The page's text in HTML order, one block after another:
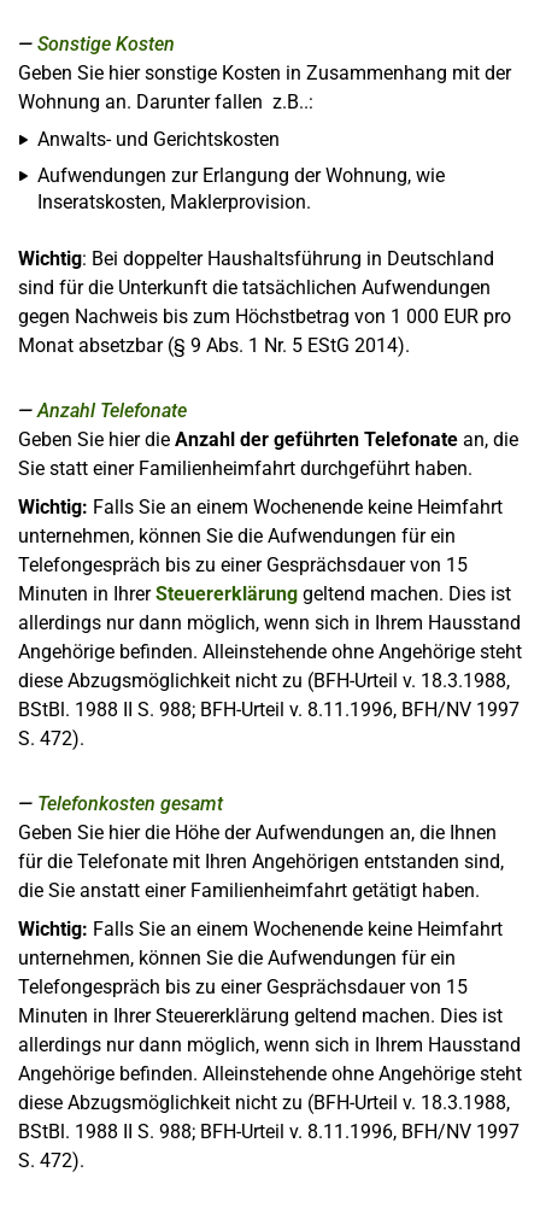
Sonstige Kosten
Geben Sie hier sonstige Kosten in Zusammenhang mit der
Wohnung an. Darunter fallen z.B..:
Anwalts- und Gerichtskosten
Aufwendungen zur Erlangung der Wohnung, wie
Inseratskosten, Maklerprovision.
Wichtig: Bei doppelter Haushaltsführung in Deutschland
sind für die Unterkunft die tatsächlichen Aufwendungen
gegen Nachweis bis zum Höchstbetrag von 1 000 EUR pro
Monat absetzbar (§ 9 Abs. 1 Nr. 5 EStG 2014).
Anzahl Telefonate
Geben Sie hier die Anzahl der geführten Telefonate an, die
Sie statt einer Familienheimfahrt durchgeführt haben.
Wichtig: Falls Sie an einem Wochenende keine Heimfahrt
unternehmen, können Sie die Aufwendungen für ein
Telefongespräch bis zu einer Gesprächsdauer von 15
Minuten in IhrerSteuererklärung geltend machen. Dies ist
allerdings nur dann möglich, wenn sich in Ihrem Hausstand
Angehörige befinden. Alleinstehende ohne Angehörige steht
diese Abzugsmöglichkeit nicht zu (BFH-Urteil v. 18.3.1988,
BStBl. 1988 II S. 988; BFH-Urteil v. 8.11.1996, BFH/NV 1997
S. 472).
Telefonkosten gesamt
Geben Sie hier die Höhe der Aufwendungen an, die Ihnen
für die Telefonate mit Ihren Angehörigen entstanden sind,
die Sie anstatt einer Familienheimfahrt getätigt haben.
Wichtig: Falls Sie an einem Wochenende keine Heimfahrt
unternehmen, können Sie die Aufwendungen für ein
Telefongespräch bis zu einer Gesprächsdauer von 15
Minuten in Ihrer Steuererklärung geltend machen. Dies ist
allerdings nur dann möglich, wenn sich in Ihrem Hausstand
Angehörige befinden. Alleinstehende ohne Angehörige steht
diese Abzugsmöglichkeit nicht zu (BFH-Urteil v. 18.3.1988,
BStBl. 1988 II S. 988; BFH-Urteil v. 8.11.1996, BFH/NV 1997
S. 472).